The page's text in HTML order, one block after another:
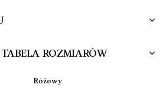
ROZMIARÓW
Różowy